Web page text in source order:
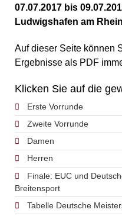
07.07.2017 bis
Ludwigshafen am
Auf dieser Seite können
Ergebnisse als PDF
Klicken Sie auf die
Erste Vorrunde
Zweite Vorrunde
Damen
Herren
Finale: EUC und
Breitensport
Tabelle Deutsche